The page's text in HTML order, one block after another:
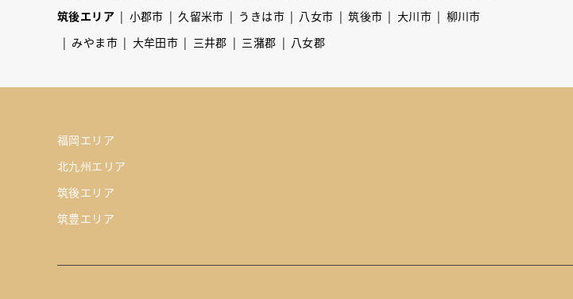
筑後エリア
小郡市 久留米市 うきは市 八女市 筑後市 大川市
柳川市
みやま市
大牟田市 三井郡 三潴郡 八女郡
福岡エリア
北九州エリア
筑後エリア
筑豊エリア